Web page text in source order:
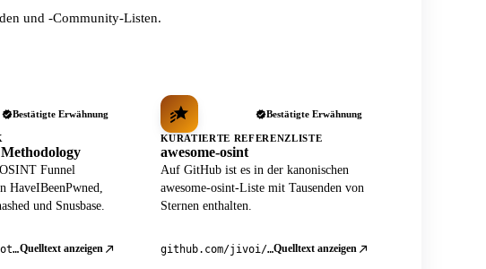
und -Community-Listen.
Bestätigte Erwähnung
Funnel
HaveIBeenPwned,
und Snusbase.
github.com/pdudotdev/ofmQuelltext anzeigen
Bestätigte Erwähnung
KURATIERTE REFERENZLISTE
awesome-osint
Auf GitHub ist es in der kanonischen
awesome-osint-Liste mit Tausenden von
Sternen enthalten.
github.com/jivoi/awesome-osintQuelltext anzeigen